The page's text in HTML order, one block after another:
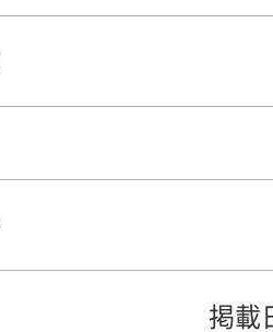
掲載